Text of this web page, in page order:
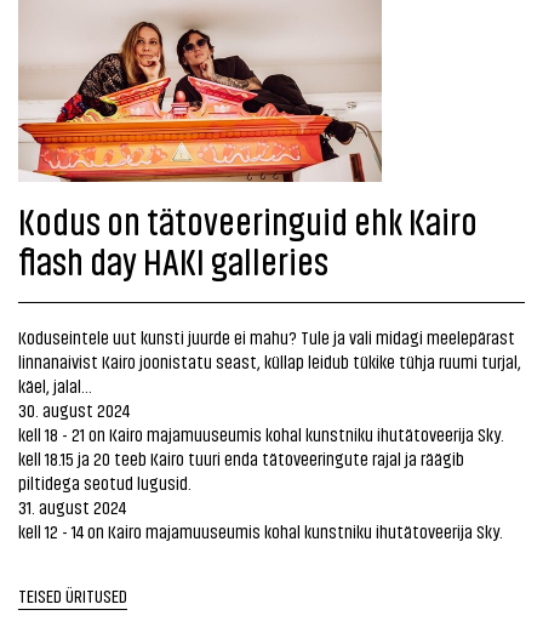
Kodus on tätoveeringuid ehk Kairo
flash day HAKI galleries
Koduseintele uut kunsti juurde ei mahu? Tule ja vali midagi meelepärast
linnanaivist Kairo joonistatu seast, küllap leidub tükike tühja ruumi turjal,
käel, jalal…
30. august 2024
kell 18 - 21 on Kairo majamuuseumis kohal kunstniku ihutätoveerija Sky.
kell 18.15 ja 20 teeb Kairo tuuri enda tätoveeringute rajal ja räägib
piltidega seotud lugusid.
31. august 2024
kell 12 - 14 on Kairo majamuuseumis kohal kunstniku ihutätoveerija Sky.
TEISED ÜRITUSED